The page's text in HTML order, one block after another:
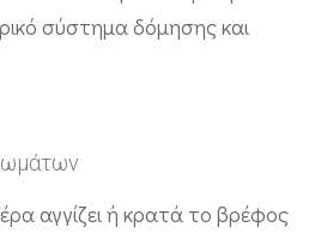
σύστημα δόμησης και
αγγίζει ή κρατά το βρέφος